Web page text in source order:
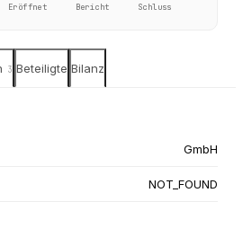
Eröffnet Bericht Schluss
3 Beteiligte Bilanz
GmbH
NOT_FOUND